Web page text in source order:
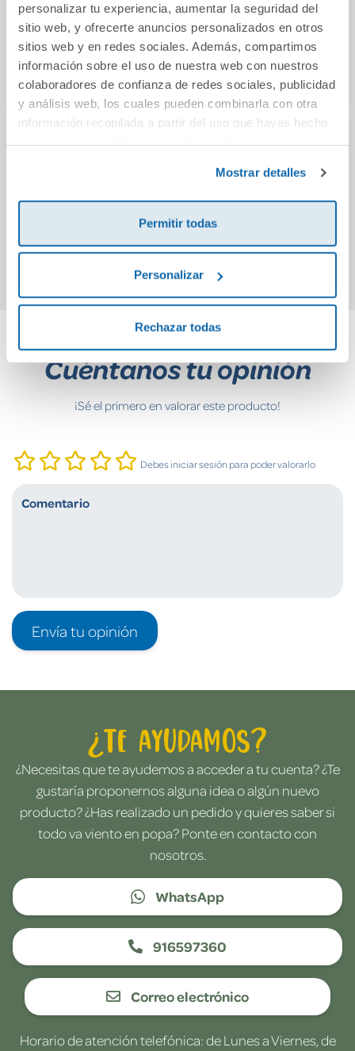
personalizar tu experiencia, aumentar la seguridad del
sitio web, y ofrecerte anuncios personalizados en otros
sitios web y en redes sociales. Además, compartimos
información sobre el uso de nuestra web con nuestros
colaboradores de confianza de redes sociales, publicidad
y análisis web, los cuales pueden combinarla con otra
información recopilada a partir del uso que hayas hecho
Mostrar detalles
Permitir todas
Personalizar
Rechazar todas
Comprar
PRIMER
Comprar
Cuéntanos tu opinión
¡Sé el primero en valorar este producto!
Debes iniciar sesión para poder valorarlo
Envía tu opinión
¿Te ayudamos?
¿Necesitas que te ayudemos a acceder a tu cuenta? ¿Te
gustaría proponernos alguna idea o algún nuevo
producto? ¿Has realizado un pedido y quieres saber si
todo va viento en popa? Ponte en contacto con
nosotros.
WhatsApp
916597360
Correo electrónico
Horario de atención telefónica: de Lunes a Viernes, de